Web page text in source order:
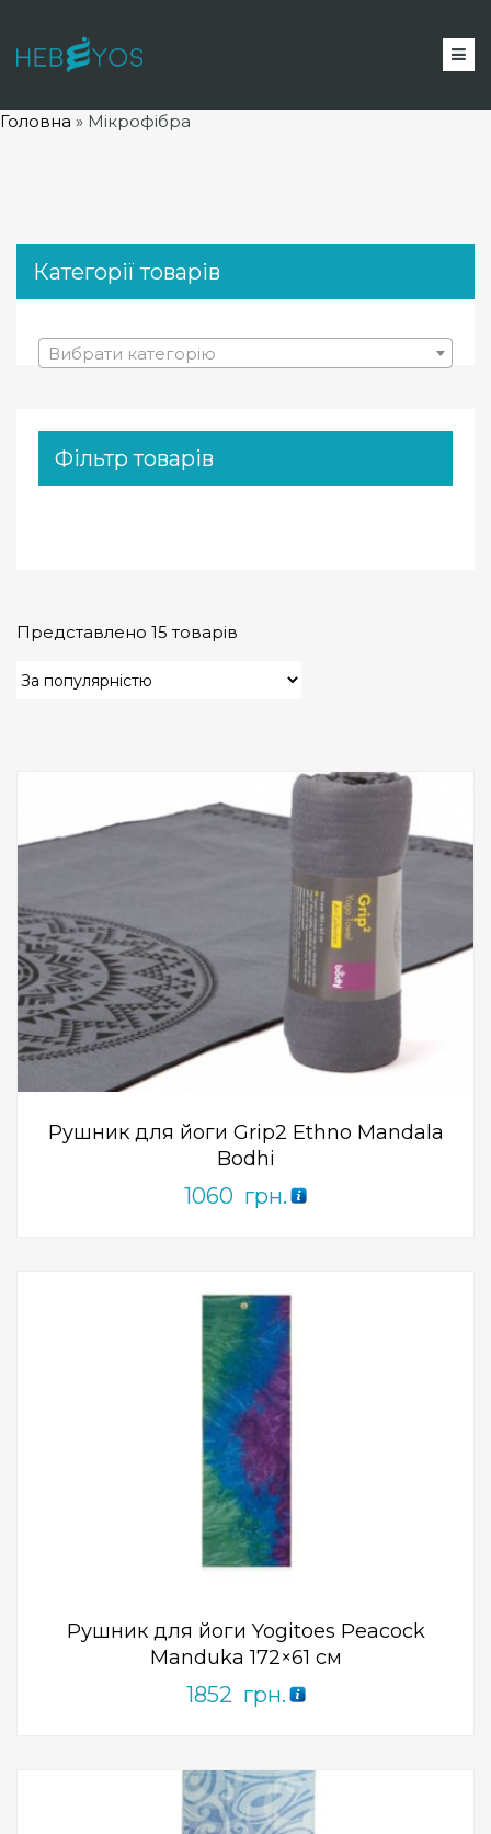
Головна » Мікрофібра
Категорії товарів
Вибрати категорію
Фільтр товарів
Представлено 15 товарів
Рушник для йоги Grip2 Ethno Mandala
Bodhi
1060 грн.
0out
of
5
ПРИДБАТИ
Add to Wishlist
Рушник для йоги Yogitoes Peacock
Manduka 172×61 см
1852 грн.
ПРИДБАТИ
Add to Wishlist